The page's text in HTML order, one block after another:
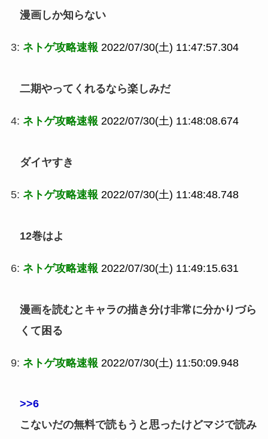
漫画しか知らない
3: ネトゲ攻略速報 2022/07/30(土) 11:47:57.304
二期やってくれるなら楽しみだ
4: ネトゲ攻略速報 2022/07/30(土) 11:48:08.674
ダイヤすき
5: ネトゲ攻略速報 2022/07/30(土) 11:48:48.748
12巻はよ
6: ネトゲ攻略速報 2022/07/30(土) 11:49:15.631
漫画を読むとキャラの描き分け非常に分かりづら
くて困る
9: ネトゲ攻略速報 2022/07/30(土) 11:50:09.948
>>6
こないだの無料で読もうと思ったけどマジで読み